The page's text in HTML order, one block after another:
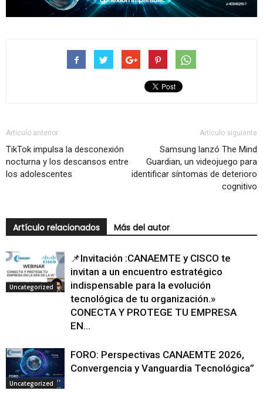
Artículo anterior
TikTok impulsa la desconexión
nocturna y los descansos entre
los adolescentes
Artículo siguiente
Samsung lanzó The Mind
Guardian, un videojuego para
identificar síntomas de deterioro
cognitivo
Artículo relacionados Más del autor
Uncategorized
📌Invitación :CANAEMTE y CISCO te
invitan a un encuentro estratégico
indispensable para la evolución
tecnológica de tu organización.»
CONECTA Y PROTEGE TU EMPRESA
EN...
Uncategorized
FORO: Perspectivas CANAEMTE 2026,
Convergencia y Vanguardia Tecnológica”